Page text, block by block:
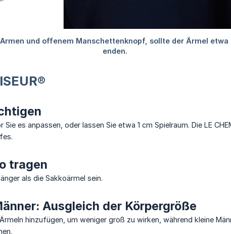
Sie es anpassen, oder lassen Sie etwa 1 cm Spielraum. Die LE
tragen
als die Sakkoärmel sein.
Ausgleich der Körpergröße
hinzufügen, um weniger groß zu wirken, während kleine